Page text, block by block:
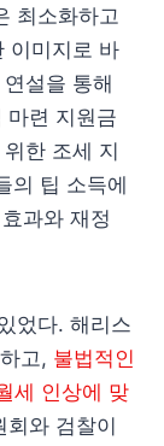
최소화하고
이미지로 바
설을 통해
마련 지원금
한 조세 지
의 팁 소득에
과와 재정
었다. 해리스
고, 불법적인
세 인상에 맞
회와 검찰이